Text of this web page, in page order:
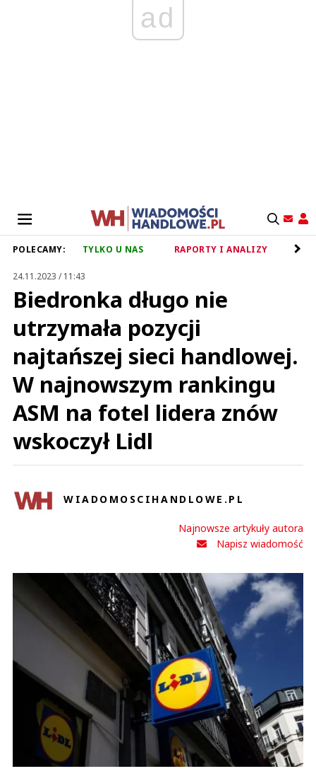
ad
POLECAMY: TYLKO U NAS RAPORTY I ANALIZY
24.11.2023 / 11:43
Biedronka długo nie
utrzymała pozycji
najtańszej sieci handlowej.
W najnowszym rankingu
ASM na fotel lidera znów
wskoczył Lidl
WIADOMOSCIHANDLOWE.PL
Najnowsze artykuły autora
Napisz wiadomość